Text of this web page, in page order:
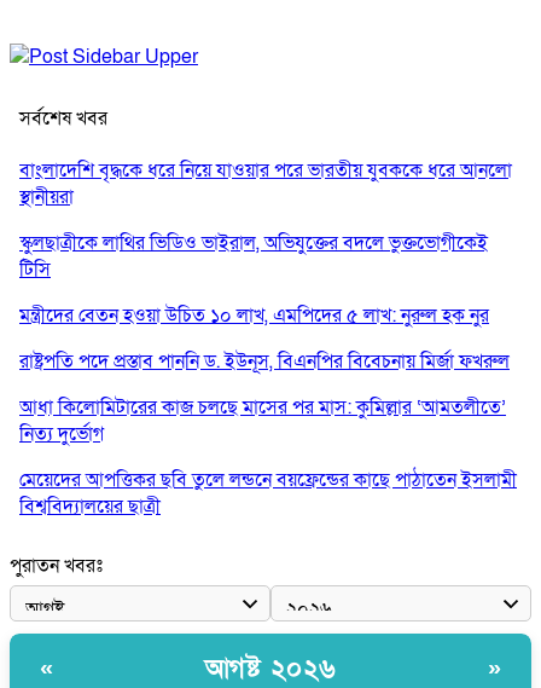
সর্বশেষ খবর
বাংলাদেশি বৃদ্ধকে ধরে নিয়ে যাওয়ার পরে ভারতীয় যুবককে ধরে আনলো
স্থানীয়রা
স্কুলছাত্রীকে লাথির ভিডিও ভাইরাল, অভিযুক্তের বদলে ভুক্তভোগীকেই
টিসি
মন্ত্রীদের বেতন হওয়া উচিত ১০ লাখ, এমপিদের ৫ লাখ: নুরুল হক নুর
রাষ্ট্রপতি পদে প্রস্তাব পাননি ড. ইউনূস, বিএনপির বিবেচনায় মির্জা ফখরুল
আধা কিলোমিটারের কাজ চলছে মাসের পর মাস: কুমিল্লার ‘আমতলীতে’
নিত্য দুর্ভোগ
মেয়েদের আপত্তিকর ছবি তুলে লন্ডনে বয়ফ্রেন্ডের কাছে পাঠাতেন ইসলামী
বিশ্ববিদ্যালয়ের ছাত্রী
পুলিশকে পিটিয়ে রক্তাক্ত করেছি এ দৃশ্য কি আপনারা দেখেননি: এনসিপি
নেতা
পাঁচ দেশি মাছে মিলল মাইক্রোপ্লাস্টিক, সবচেয়ে বেশি কই মাছে
বাংলাদেশী কর্মীদের আকামা নিয়ে বড় সুখবর দিলো সৌদি সরকার
পুরাতন খবরঃ
« আগষ্ট ২০২৬ »